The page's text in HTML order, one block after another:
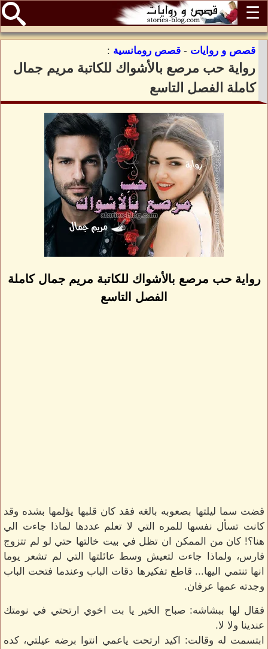
☰
قصص و روايات - قصص رومانسية :
رواية حب مرصع بالأشواك للكاتبة مريم جمال
كاملة الفصل التاسع
رواية حب مرصع بالأشواك للكاتبة مريم جمال كاملة
الفصل التاسع
قضت سما ليلتها بصعوبه بالغه فقد كان قلبها يؤلمها بشده وقد
كانت تسأل نفسها للمره التي لا تعلم عددها لماذا جاءت الي
هنا؟! كان من الممكن ان تظل في بيت خالتها حتي لو لم تتزوج
فارس، ولماذا جاءت لتعيش وسط عائلتها التي لم تشعر يوما
انها تنتمي اليها... قاطع تفكيرها دقات الباب وعندما فتحت الباب
وجدته عمها عرفان.
فقال لها ببشاشه: صباح الخير يا بت اخوي ارتحتي في نومتك
عندينا ولا لا.
ابتسمت له وقالت: اكيد ارتحت ياعمي انتوا برضه عيلتي، كده